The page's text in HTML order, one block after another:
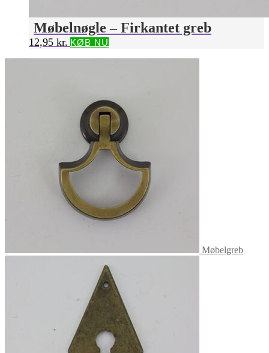
Møbelnøgle – Firkantet greb
12,95 kr. KØB NU
Møbelgreb